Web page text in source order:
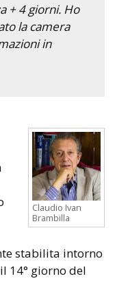
+ 4 giorni. Ho
la camera
in
Claudio Ivan
Brambilla
stabilita intorno
14° giorno del